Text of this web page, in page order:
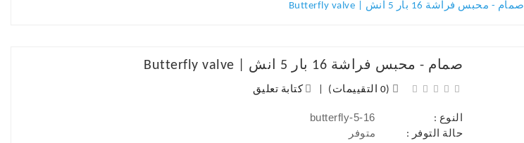
صمام - محبس فراشة 16 بار 5 انش | Butterfly valve
صمام - محبس فراشة 16 بار 5 انش | Butterfly valve
(0 التقييمات) كتابة تعليق
النوع :
حالة التوفر : متوفر